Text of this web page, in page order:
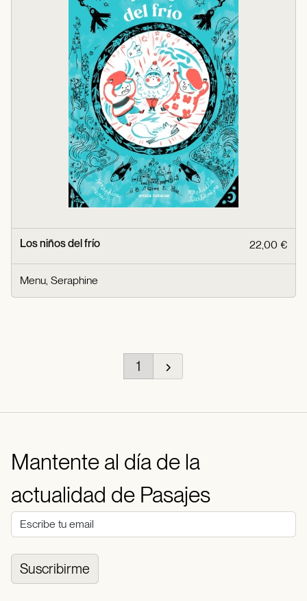
Los niños del frío 22,00 €
Menu, Seraphine
1
Mantente al día de la
actualidad de Pasajes
Suscribirme